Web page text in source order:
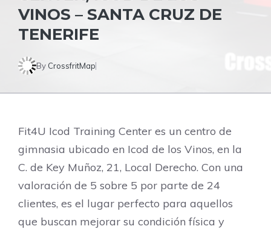
VINOS – SANTA CRUZ DE
TENERIFE
By CrossfritMap
Fit4U Icod Training Center es un centro de
gimnasia ubicado en Icod de los Vinos, en la
C. de Key Muñoz, 21, Local Derecho. Con una
valoración de 5 sobre 5 por parte de 24
clientes, es el lugar perfecto para aquellos
que buscan mejorar su condición física y